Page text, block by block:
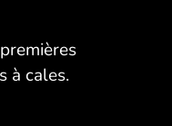
à cales.